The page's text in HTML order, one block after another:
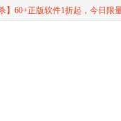
杀】60+正版软件1折起，今日限